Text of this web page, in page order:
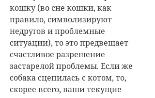
кошку (во сне кошки, как
правило, символизируют
недругов и проблемные
ситуации), то это предвещает
счастливое разрешение
застарелой проблемы. Если же
собака сцепилась с котом, то,
скорее всего, ваши текущие